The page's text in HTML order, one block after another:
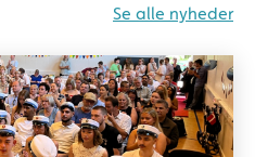
Se alle nyheder